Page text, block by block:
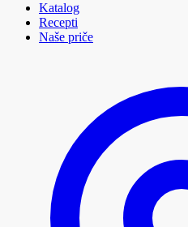
Katalog
Recepti
Naše priče